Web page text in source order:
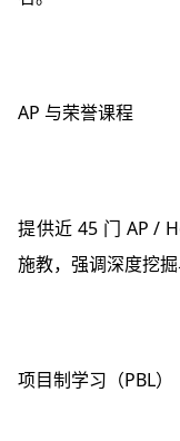
AP 与荣誉课程
提供近 45 门 AP /
施教，强调深度挖掘
项目制学习（PBL）